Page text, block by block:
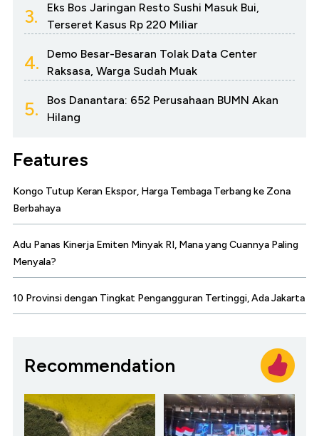
3.
Eks Bos Jaringan Resto Sushi Masuk Bui,
Terseret Kasus Rp 220 Miliar
4.
Demo Besar-Besaran Tolak Data Center
Raksasa, Warga Sudah Muak
5.
Bos Danantara: 652 Perusahaan BUMN Akan
Hilang
Features
Kongo Tutup Keran Ekspor, Harga Tembaga Terbang ke Zona
Berbahaya
Adu Panas Kinerja Emiten Minyak RI, Mana yang Cuannya Paling
Menyala?
10 Provinsi dengan Tingkat Pengangguran Tertinggi, Ada Jakarta
Recommendation